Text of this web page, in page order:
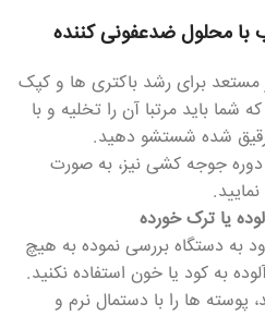
محلول ضدعفونی کننده
برای رشد باکتری ها و کپک
باید مرتبا آن را تخلیه و با
شده شستشو دهید.
جوجه کشی نیز، به صورت
یا ترک خورده
به دستگاه بررسی نموده به هیچ
به کود یا خون استفاده نکنید.
پوسته ها را با دستمال نرم و